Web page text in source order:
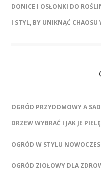
DONICE I OSŁONKI DO
I STYL, BY UNIKNĄĆ CHAOSU
OGRÓD PRZYDOMOWY A
DRZEW WYBRAĆ I JAK JE
OGRÓD W STYLU
OGRÓD ZIOŁOWY DLA